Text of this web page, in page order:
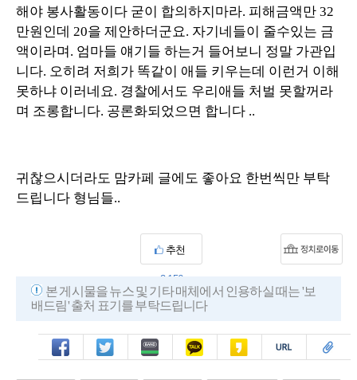
해야 봉사활동이다 굳이 합의하지마라. 피해금액만 32
만원인데 20을 제안하더군요. 자기네들이 줄수있는 금
액이라며. 엄마들 얘기들 하는거 들어보니 정말 가관입
니다. 오히려 저희가 똑같이 애들 키우는데 이런거 이해
못하냐 이러네요. 경찰에서도 우리애들 처벌 못할꺼라
며 조롱합니다. 공론화되었으면 합니다 ..
귀찮으시더라도 맘카페 글에도 좋아요 한번씩만 부탁
드립니다 형님들..
추천
2,156
본 게시물을 뉴스 및 기타 매체에서 인용하실 때는 '보
배드림' 출처 표기를 부탁드립니다
페북 트윗 밴드 카톡 카스 복사 스크랩